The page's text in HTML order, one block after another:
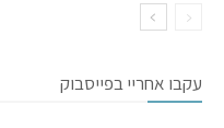
עקבו אחריי בפייסבוק